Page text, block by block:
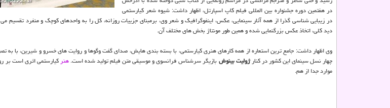
در هفتمین دوره جشنواره بین المللی فیلم کاپ اسپارتل، اظهار داشت: شیوه شعر کیارستمی
در زیبایی شناسی گذرا از همه آثار سینمایی، عکس، اینفوگرافیک و شعر وی، برمبنای جزییات روزانه، کل را به واحدهای کوچک و منفرد
دید کلی، اتخاذ عکس بزرگنمایی شده و همین طور مونتاژ بخش های مختلف آن.
چهار نسل سینمای این کشور در کنارژولیت بینوشبازیگر سرشناس فرانسوی و موسیقی متن فیلم تولید شده است.هنرکیارستمی اثری است بر
موارد جدا از هم.